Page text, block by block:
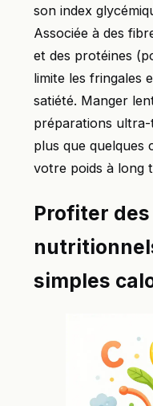
son index
Associée à des
et des protéines
limite les fringales
satiété. Manger
préparations
plus que quelques
votre poids à long
Profiter
simples